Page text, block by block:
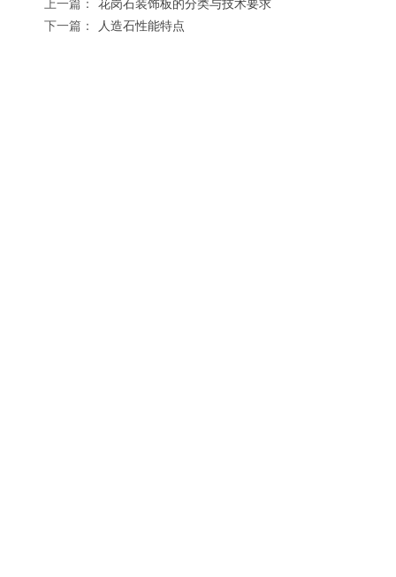
上一篇：
花岗石装饰板的分类与技术要求
下一篇：
人造石性能特点